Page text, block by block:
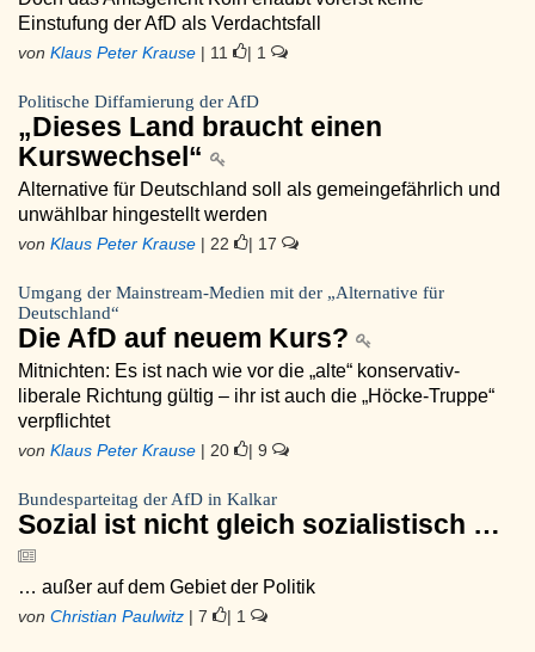
Einstufung der AfD als Verdachtsfall
von Klaus Peter Krause | 11 | 1
Politische Diffamierung der AfD
„Dieses Land braucht einen
Kurswechsel“
Alternative für Deutschland soll als gemeingefährlich und
unwählbar hingestellt werden
von Klaus Peter Krause | 22 | 17
Umgang der Mainstream-Medien mit der „Alternative für
Deutschland“
Die AfD auf neuem Kurs?
Mitnichten: Es ist nach wie vor die „alte“ konservativ-
liberale Richtung gültig – ihr ist auch die „Höcke-Truppe“
verpflichtet
von Klaus Peter Krause | 20 | 9
Bundesparteitag der AfD in Kalkar
Sozial ist nicht gleich sozialistisch …
… außer auf dem Gebiet der Politik
von Christian Paulwitz | 7 | 1